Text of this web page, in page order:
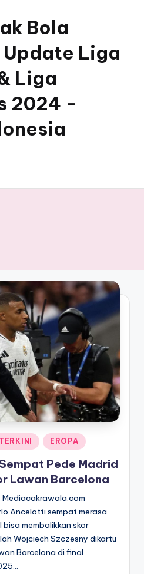
Bola
Liga
Liga
2024 -
EROPA
Pede Madrid
Lawan Barcelona
Ancelotti sempat merasa
membalikkan skor
Wojciech Szczesny dikartu
Barcelona di final